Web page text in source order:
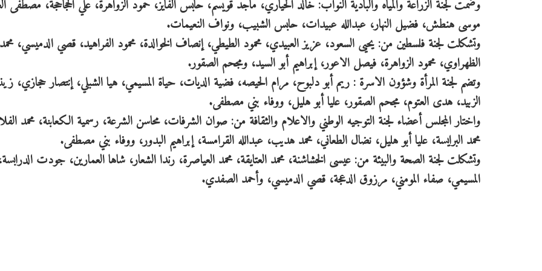
وضمت لجنة الزراعة والمياه والبادية النواب: خالد الحياري، ماجد قويسم، حابس الفايز، حمود الزواهرة، علي الحجاحجة، مصطفى
موسى هنطش، فضيل النهار، عبدالله عبيدات، حابس الشبيب، ونواف النعيمات.
وتشكلت لجنة فلسطين من: يحيى السعود، عزيز العبيدي، محمود الطيطي، إنصاف الخوالدة، محمود الفراهيد، قصي الدميسي، محمد
الظهراوي، محمود الزواهرة، فيصل الاعور، إبراهيم أبو السيد، ومجحم الصقور.
وتضم لجنة المرأة وشؤون الاسرة : ريم أبو دلبوح، مرام الحيصه، فضية الديات، حياة المسيمي، هيا الشبلي، إنتصار حجازي،
الزبيد، هدى العتوم، مجحم الصقور، عليا أبو هليل، ووفاء بني مصطفى.
واختار المجلس أعضاء لجنة التوجيه الوطني والاعلام والثقافة من: صوان الشرفات، محاسن الشرعة، رسمية الكعابنة، محمد
محمد البرايسة، عليا أبو هليل، نضال الطعاني، محمد هديب، عبدالله القرامسة، إبراهيم البدور، ووفاء بني مصطفى.
وتشكلت لجنة الصحة والبيئة من: عيسى الخشاشنة، محمد العتايقة، محمد العياصرة، رندا الشعار، شاها العمارين، جودت
المسيمي، صفاء المومني، مرزوق الدعجة، قصي الدميسي، وأحمد الصفدي.